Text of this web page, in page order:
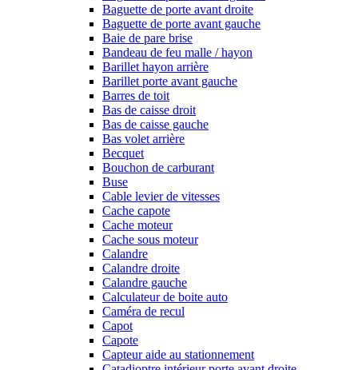
Baguette de porte avant droite
Baguette de porte avant gauche
Baie de pare brise
Bandeau de feu malle / hayon
Barillet hayon arrière
Barillet porte avant gauche
Barres de toit
Bas de caisse droit
Bas de caisse gauche
Bas volet arrière
Becquet
Bouchon de carburant
Buse
Cable levier de vitesses
Cache capote
Cache moteur
Cache sous moteur
Calandre
Calandre droite
Calandre gauche
Calculateur de boite auto
Caméra de recul
Capot
Capote
Capteur aide au stationnement